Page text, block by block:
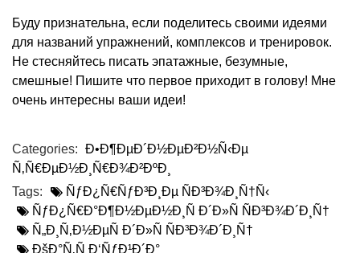
Буду признательна, если поделитесь своими идеями
для названий упражнений, комплексов и тренировок.
Не стесняйтесь писать эпатажные, безумные,
смешные! Пишите что первое приходит в голову! Мне
очень интересны ваши идеи!
Categories: Ð•Ð¶ÐµÐ´Ð½ÐµÐ²Ð½Ñ‹Ðµ
Ñ‚Ñ€ÐµÐ½Ð¸Ñ€Ð¾Ð²ÐºÐ¸
Tags:
ÑƒÐ¿Ñ€ÑƒÐ³Ð¸Ðµ ÑÐ³Ð¾Ð¸Ñ†Ñ‹
ÑƒÐ¿Ñ€Ð°Ð¶Ð½ÐµÐ½Ð¸Ñ Ð´Ð»Ñ ÑÐ³Ð¾Ð´Ð¸Ñ†
Ñ„Ð¸Ñ‚Ð½ÐµÑ Ð´Ð»Ñ ÑÐ³Ð¾Ð´Ð¸Ñ†
ÐšÐ°Ñ‚Ñ Ð‘ÑƒÐ¹Ð´Ð°